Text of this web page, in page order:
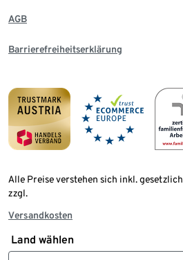
AGB
Barrierefreiheitserklärung
Alle Preise verstehen sich inkl.
zzgl.
Versandkosten
Land wählen